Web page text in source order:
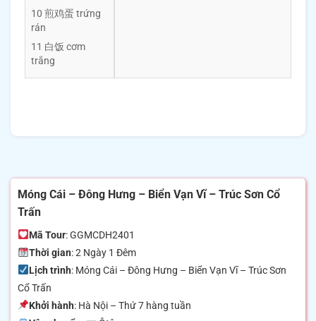
10 煎鸡蛋 trứng
rán
11 白饭 cơm
trắng
Móng Cái – Đông Hưng – Biển Vạn Vĩ – Trúc Sơn Cổ
Trấn
Mã Tour: GGMCDH2401
Thời gian: 2 Ngày 1 Đêm
Lịch trình: Móng Cái – Đông Hưng – Biển Vạn Vĩ – Trúc Sơn
Cổ Trấn
Khởi hành: Hà Nội – Thứ 7 hàng tuần